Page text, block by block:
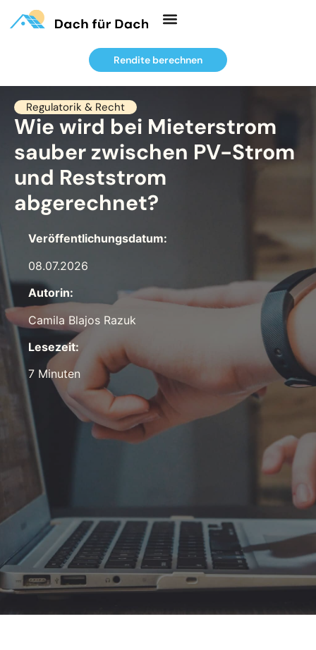
Rendite berechnen
Regulatorik & Recht
Wie wird bei
Mieterstrom sauber
zwischen PV-Strom und
Reststrom abgerechnet?
08.07.2026
Autorin:
Camila Blajos Razuk
Lesezeit:
7 Minuten
Regulatorik & Recht
Wie wird bei Mieterstrom
sauber zwischen PV-Strom
und Reststrom
abgerechnet?
Veröffentlichungsdatum:
08.07.2026
Autorin:
Camila Blajos Razuk
Lesezeit:
7 Minuten